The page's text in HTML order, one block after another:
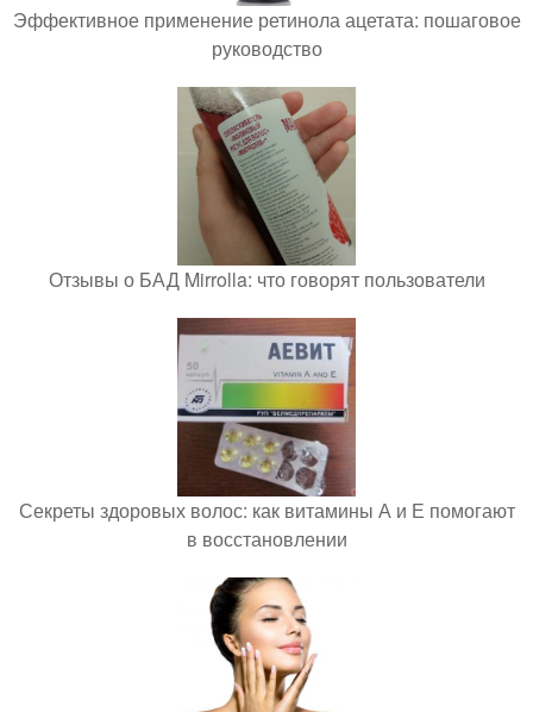
Эффективное применение ретинола ацетата: пошаговое
руководство
Отзывы о БАД Mirrolla: что говорят пользователи
Секреты здоровых волос: как витамины А и Е помогают
в восстановлении